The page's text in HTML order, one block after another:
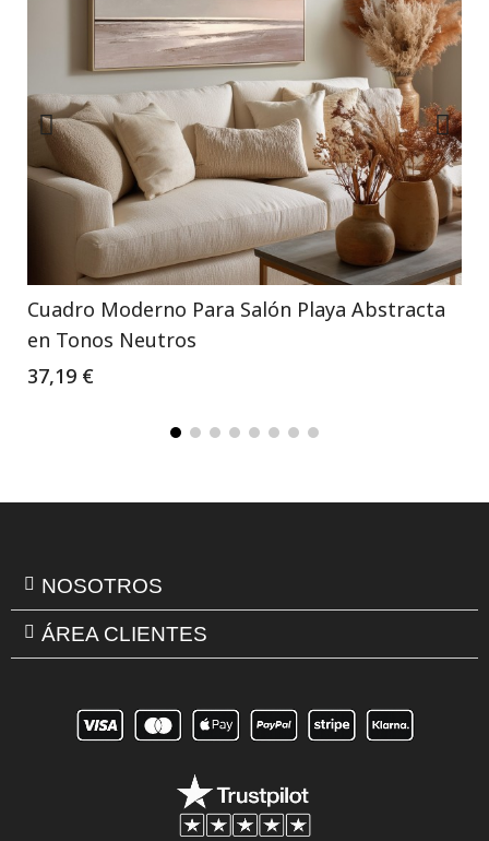
Cuadro Moderno Para Salón Playa Abstracta
en Tonos Neutros
37,19 €
NOSOTROS
ÁREA CLIENTES